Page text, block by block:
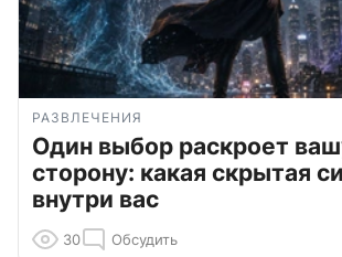
РАЗВЛЕЧЕНИЯ
Один выбор раскроет
сторону: какая скрытая
внутри вас
30 Обсудить